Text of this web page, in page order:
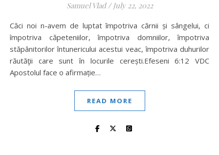
Samuel Vlad / July 22, 2022
Căci noi n-avem de luptat împotriva cărnii și sângelui, ci
împotriva căpeteniilor, împotriva domniilor, împotriva
stăpânitorilor întunericului acestui veac, împotriva duhurilor
răutăţii care sunt în locurile cerești.Efeseni 6:12 VDC
Apostolul face o afirmație…
READ MORE